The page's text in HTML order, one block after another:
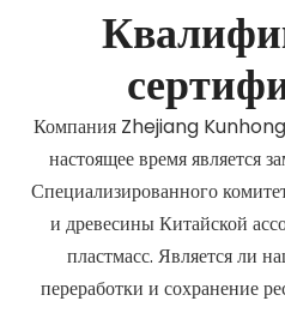
Компания Zhejiang
настоящее время является
Специализированного
и древесины Китайской
пластмасс. Является ли
переработки и сохранение